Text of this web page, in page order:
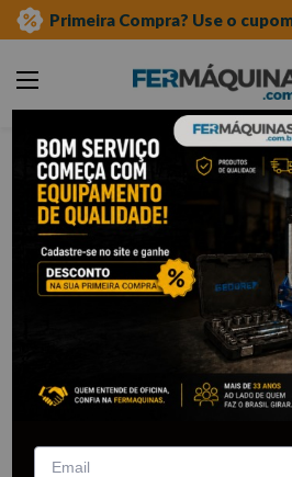
Primeira Compra? Use o
casa e construção
Casa e Construção
No universo dacasa e construção,
para garantir a qualidade e
para construir ou reformar, conte com
ferramentas para o seu projeto.
Seja um profissional ou entusiasta do
equipamentos essenciais para casa
trabalho eficiente, seguro e preciso.
você encontra tudo o que precisa.
VER MAIS!